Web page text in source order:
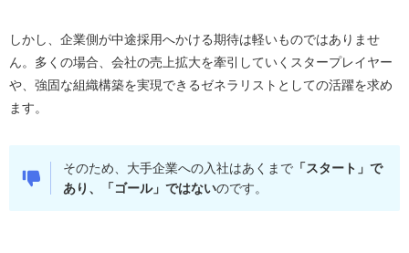
しかし、企業側が中途採用へかける期待は軽いものではありませ
ん。多くの場合、会社の売上拡大を牽引していくスタープレイヤー
や、強固な組織構築を実現できるゼネラリストとしての活躍を求め
ます。
そのため、大手企業への入社はあくまで 「スタート」で
あり、「ゴール」ではないのです。